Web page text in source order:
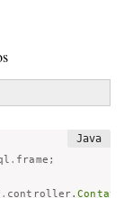
. frame ;
. controller.